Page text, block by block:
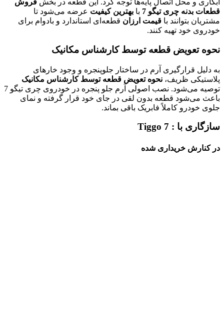
آبکاری و محل اتصال پایه‌ها توجه کرد. این قطعه در بخش فروش
قطعات بدنه چری تیگو 7
با بهترین کیفیت عرضه می‌شود تا
مشتریان بتوانند با قیمت ارزان قطعه‌ای استاندارد و بادوام برای
خودروی خود تهیه کنند.
نحوه تعویض قطعه توسط کارشناس مکانیک
به دلیل قرارگیری آرم در ساختار جلوپنجره و وجود خارهای
پلاستیکی ظریف، نحوه تعویض قطعه توسط کارشناس مکانیک
توصیه می‌شود. نصب اصولی آرم جلو پنجره در خودروی چری تیگو 7
باعث می‌شود قطعه بدون لقی در جای خود قرار گرفته و نمای
جلوی خودرو کاملاً فابریک باقی بماند.
سازگاری با : Tiggo 7
در کنارش خریداری شده